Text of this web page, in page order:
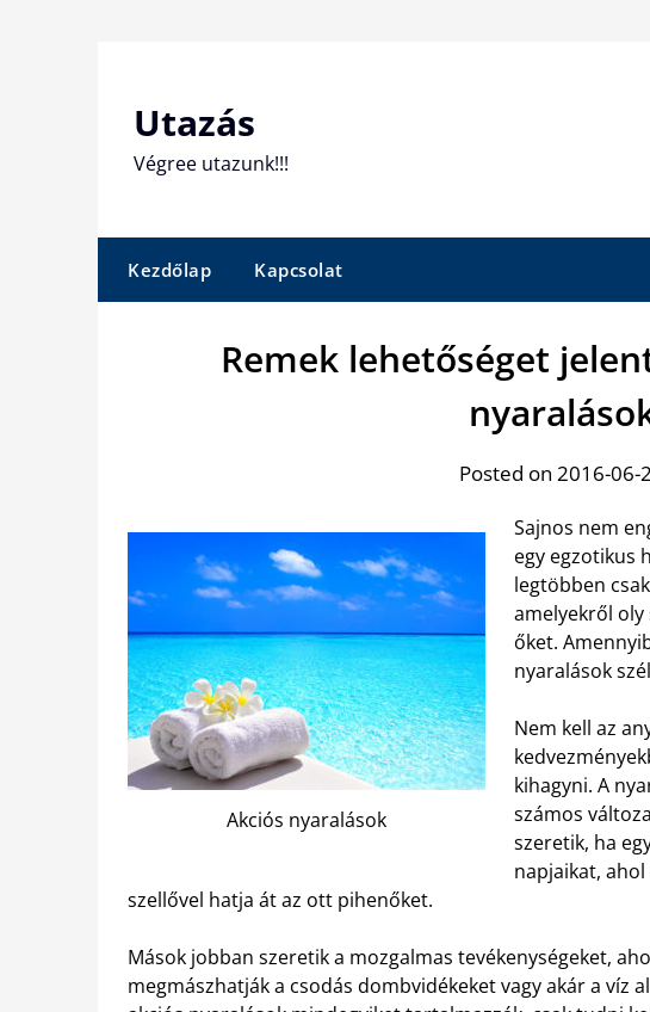
Utazás
Végree utazunk!!!
Kezdőlap Kapcsolat
Remek lehetőséget
Posted on 2016-06-
Akciós nyaralások
Sajnos nem
egy egzotikus
legtöbben
amelyekről oly
őket.
nyaralások
Nem kell az
kihagyni. A
számos
szeretik, ha
napjaikat,
szellővel hatja át az ott pihenőket.
Mások jobban szeretik a mozgalmas tevékenységeket,
megmászhatják a csodás dombvidékeket vagy akár a víz